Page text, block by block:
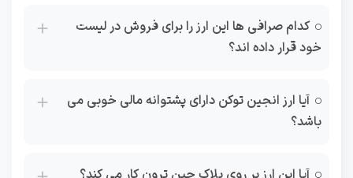
کدام صرافی ها این ارز را برای فروش در لیست
خود قرار داده اند؟
آیا ارز انجین توکن دارای پشتوانه مالی خوبی می
باشد؟